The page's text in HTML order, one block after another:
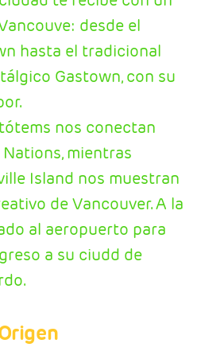
desde el
hasta el tradicional
Gastown, con su
nos conectan
mientras
Island nos muestran
de Vancouver. A la
al aeropuerto para
a su ciudd de